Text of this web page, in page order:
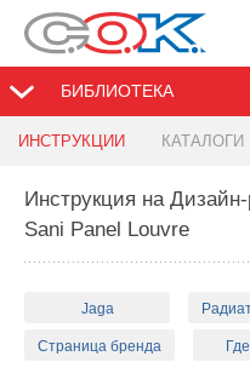
БИБЛИОТЕКА
ИНСТРУКЦИИ КАТАЛОГИ
Инструкция на
Sani Panel Louvre
Jaga
Страница бренда